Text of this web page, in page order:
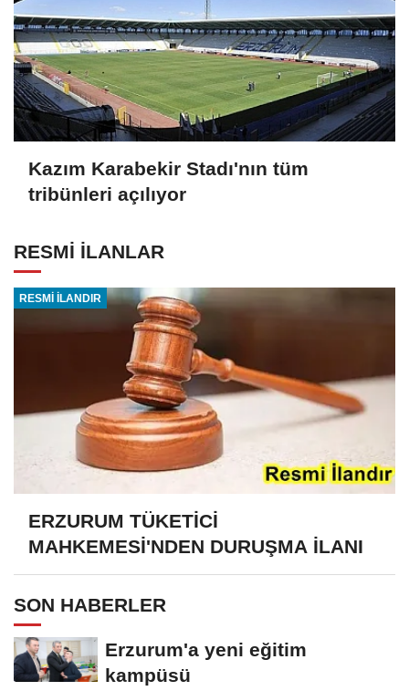
Kazım Karabekir Stadı'nın tüm
tribünleri açılıyor
RESMİ İLANLAR
RESMİ İLANDIR
ERZURUM TÜKETİCİ
MAHKEMESİ'NDEN DURUŞMA İLANI
SON HABERLER
Erzurum'a yeni eğitim
kampüsü